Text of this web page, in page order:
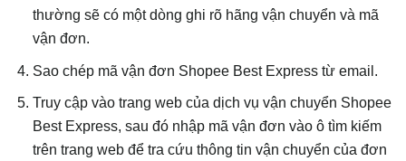
thường sẽ có một dòng ghi rõ hãng vận chuyển và mã
vận đơn.
Sao chép mã vận đơn Shopee Best Express từ email.
Truy cập vào trang web của dịch vụ vận chuyển Shopee
Best Express, sau đó nhập mã vận đơn vào ô tìm kiếm
trên trang web để tra cứu thông tin vận chuyển của đơn